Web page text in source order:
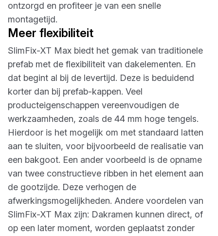
ontzorgd en profiteer je van een snelle
montagetijd.
Meer flexibiliteit
SlimFix-XT Max biedt het gemak van traditionele
prefab met de flexibiliteit van dakelementen. En
dat begint al bij de levertijd. Deze is beduidend
korter dan bij prefab-kappen. Veel
producteigenschappen vereenvoudigen de
werkzaamheden, zoals de 44 mm hoge tengels.
Hierdoor is het mogelijk om met standaard latten
aan te sluiten, voor bijvoorbeeld de realisatie van
een bakgoot. Een ander voorbeeld is de opname
van twee constructieve ribben in het element aan
de gootzijde. Deze verhogen de
afwerkingsmogelijkheden. Andere voordelen van
SlimFix-XT Max zijn: Dakramen kunnen direct, of
op een later moment, worden geplaatst zonder